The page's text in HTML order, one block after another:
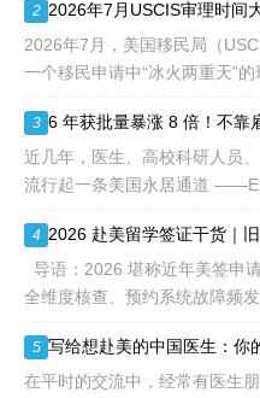
等的限制，所以也愈来愈受
到中国杰出人才的青睐。
突、白白浪费几年
2
2026年7月，美国移民局（
一个移民申请中“冰火两重天”
一
3
近几年，医生、高校科研人员
流行起一条美国永居通道 ——EB-2
4
全维度核查、预约系统故障频
5 写给想赴美的中国医生：你
在平时的交流中，经常有医生